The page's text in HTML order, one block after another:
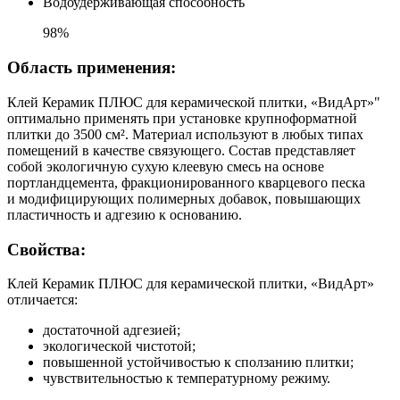
98%
Область применения:
Клей Керамик ПЛЮС для керамической плитки, «ВидАрт»"
оптимально применять при установке крупноформатной
плитки до 3500 см². Материал используют в любых типах
помещений в качестве связующего. Состав представляет
собой экологичную сухую клеевую смесь на основе
портландцемента, фракционированного кварцевого песка
и модифицирующих полимерных добавок, повышающих
пластичность и адгезию к основанию.
Свойства:
Клей Керамик ПЛЮС для керамической плитки, «ВидАрт»
отличается:
достаточной адгезией;
экологической чистотой;
повышенной устойчивостью к сползанию плитки;
чувствительностью к температурному режиму.